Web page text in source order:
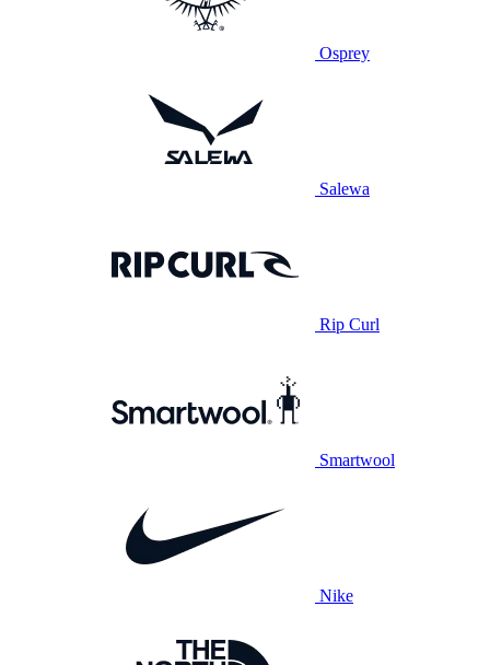
Osprey
Salewa
Rip Curl
Smartwool
Nike